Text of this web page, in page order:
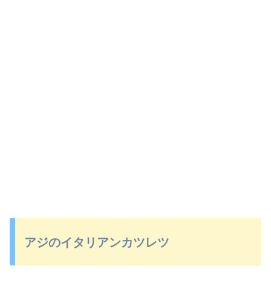
アジのイタリアンカツレツ